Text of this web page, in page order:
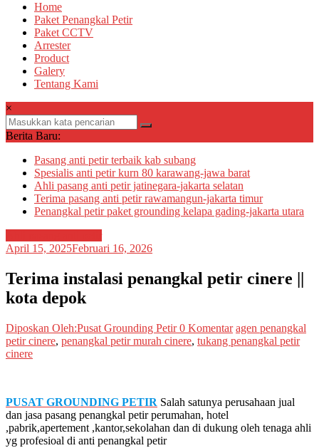
Home
Paket Penangkal Petir
Paket CCTV
Arrester
Product
Galery
Tentang Kami
×
Berita Baru:
Pasang anti petir terbaik kab subang
Spesialis anti petir kurn 80 karawang-jawa barat
Ahli pasang anti petir jatinegara-jakarta selatan
Terima pasang anti petir rawamangun-jakarta timur
Penangkal petir paket grounding kelapa gading-jakarta utara
April 15, 2025Februari 16, 2026
Terima instalasi penangkal petir cinere ||
kota depok
Diposkan Oleh:Pusat Grounding Petir0 Komentar agen penangkal
petir cinere, penangkal petir murah cinere, tukang penangkal petir
cinere
PUSAT GROUNDING PETIR Salah satunya perusahaan jual
dan jasa pasang penangkal petir perumahan, hotel
,pabrik,apertement ,kantor,sekolahan dan di dukung oleh tenaga ahli
yg profesioal di anti penangkal petir